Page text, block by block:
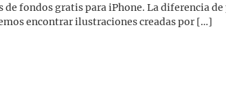
de fondos gratis para iPhone. La diferencia
encontrar ilustraciones creadas por […]